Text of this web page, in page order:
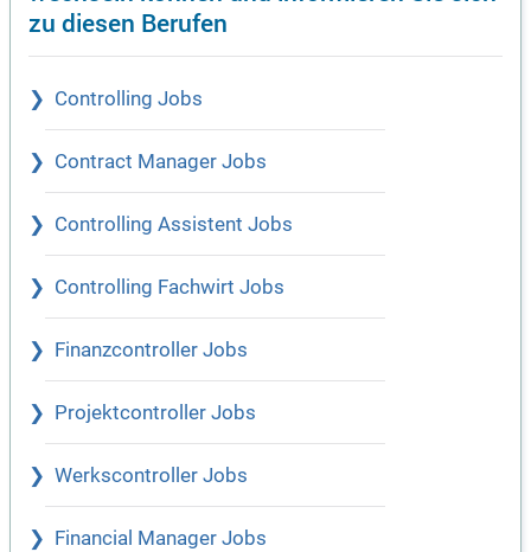
zu diesen Berufen
Controlling Jobs
Contract Manager Jobs
Controlling Assistent Jobs
Controlling Fachwirt Jobs
Finanzcontroller Jobs
Projektcontroller Jobs
Werkscontroller Jobs
Financial Manager Jobs